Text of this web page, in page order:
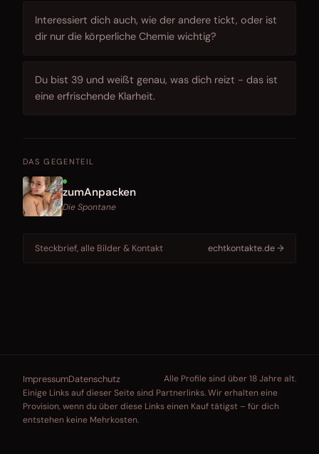
Interessiert dich auch, wie der andere tickt, oder ist
dir nur die körperliche Chemie wichtig?
Du bist 39 und weißt genau, was dich reizt - das ist
eine erfrischende Klarheit.
DAS GEGENTEIL
zumAnpacken
Die Spontane
Steckbrief, alle Bilder & Kontakt echtkontakte.de →
ImpressumDatenschutz
Alle Profile sind über 18 Jahre alt.
Einige Links auf dieser Seite sind Partnerlinks. Wir erhalten eine
Provision, wenn du über diese Links einen Kauf tätigst – für dich
entstehen keine Mehrkosten.